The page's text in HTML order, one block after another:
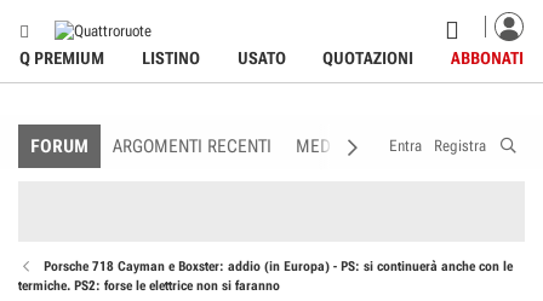
Q PREMIUM LISTINO USATO QUOTAZIONI ABBONATI
FORUM ARGOMENTI RECENTI MEDIA MEMBRI
Entra Registra
Porsche 718 Cayman e Boxster: addio (in Europa) - PS: si continuerà anche con le
termiche. PS2: forse le elettrice non si faranno